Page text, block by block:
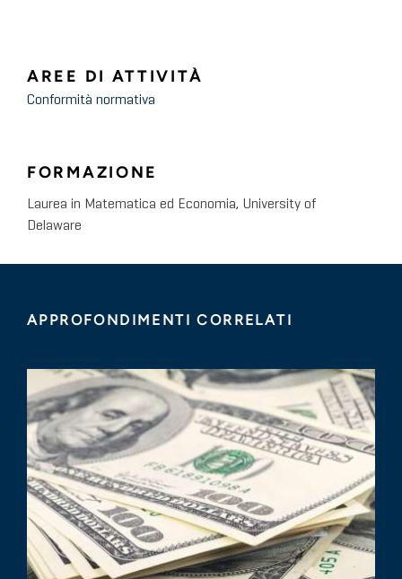
AREE DI ATTIVITÀ
Conformità normativa
FORMAZIONE
Laurea in Matematica ed Economia, University of
Delaware
APPROFONDIMENTI CORRELATI